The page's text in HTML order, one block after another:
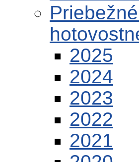
2025
2024
2023
2022
2021